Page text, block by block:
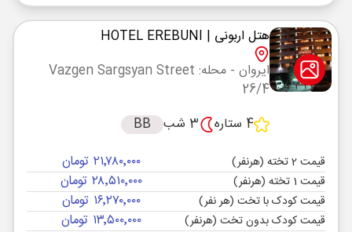
هتل اربونی | HOTEL EREBUNI
ایروان
- محله: Vazgen Sargsyan Street
26/4
4 ستاره
3 شب BB
قیمت 2 تخته (هرنفر) ۲۱٬۷۸۰٬۰۰۰ تومان
قیمت 1 تخته (هرنفر) ۲۸٬۵۱۰٬۰۰۰ تومان
قیمت کودک با تخت (هر نفر) ۱۶٬۲۷۰٬۰۰۰ تومان
قیمت کودک بدون تخت (هرنفر) ۱۳٬۵۰۰٬۰۰۰ تومان